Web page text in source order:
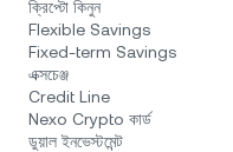
ক্রিপ্টো কিনুন
Flexible Savings
Fixed-term Savings
এক্সচেঞ্জ
Credit Line
Nexo Crypto কার্ড
ডুয়াল ইনভেস্টমেন্ট